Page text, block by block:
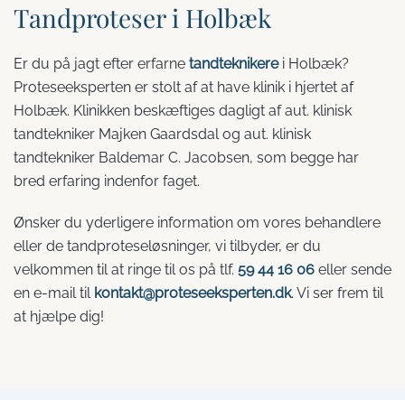
Tandproteser i Holbæk
Er du på jagt efter erfarne tandteknikerei Holbæk?
Proteseeksperten er stolt af at have klinik i hjertet af
Holbæk. Klinikken beskæftiges dagligt af aut. klinisk
tandtekniker Majken Gaardsdal og aut. klinisk
tandtekniker Baldemar C. Jacobsen, som begge har
bred erfaring indenfor faget.
Ønsker du yderligere information om vores behandlere
eller de tandproteseløsninger, vi tilbyder, er du
velkommen til at ringe til os på tlf. 59 44 16 06 eller sende
en e-mail til kontakt@proteseeksperten.dk. Vi ser frem til
at hjælpe dig!